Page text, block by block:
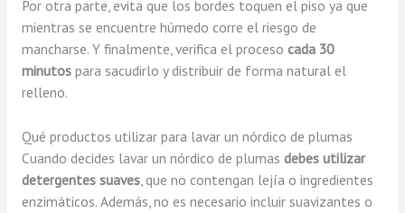
Por otra parte, evita que los bordes toquen el piso ya que
mientras se encuentre húmedo corre el riesgo de
mancharse. Y finalmente, verifica el proceso cada 30
minutospara sacudirlo y distribuir de forma natural el
relleno.
Qué productos utilizar para lavar un nórdico de plumas
Cuando decides lavar un nórdico de plumas debes utilizar
detergentes suaves, que no contengan lejía o ingredientes
enzimáticos. Además, no es necesario incluir suavizantes o